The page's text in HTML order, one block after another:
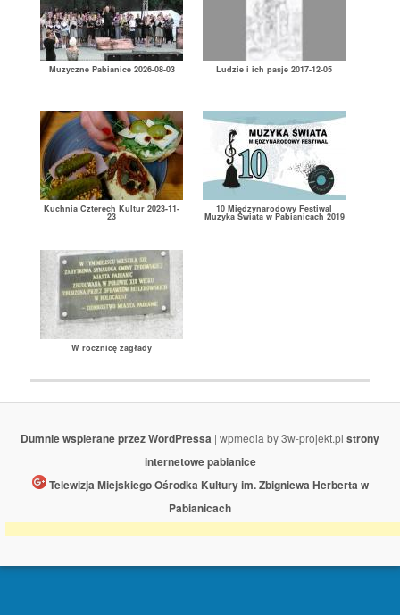
Muzyczne Pabianice 2026-08-03 Ludzie i ich pasje 2017-12-05
Kuchnia Czterech Kultur 2023-11-
23
10 Międzynarodowy Festiwal
Muzyka Świata w Pabianicach 2019
W rocznicę zagłady
Dumnie wspierane przez WordPressa | wpmedia by 3w-projekt.pl strony
internetowe pabianice
Telewizja Miejskiego Ośrodka Kultury im. Zbigniewa Herberta w
Pabianicach